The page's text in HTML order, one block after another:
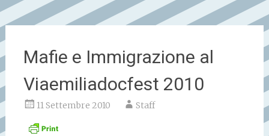
Mafie e Immigrazione al
Viaemiliadocfest 2010
11 Settembre 2010 Staff